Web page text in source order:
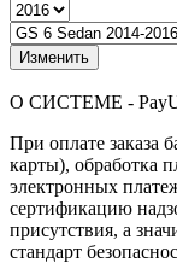
Изменить
О СИСТЕМЕ -
При оплате заказа
карты), обработка
электронных
сертификацию
присутствия, а
стандарт